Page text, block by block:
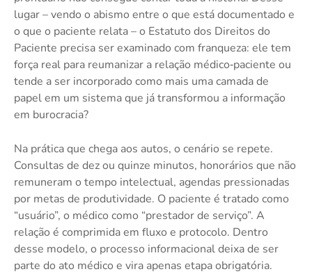
lugar – vendo o abismo entre o que está documentado e
o que o paciente relata – o Estatuto dos Direitos do
Paciente precisa ser examinado com franqueza: ele tem
força real para reumanizar a relação médico‑paciente ou
tende a ser incorporado como mais uma camada de
papel em um sistema que já transformou a informação
em burocracia?
Na prática que chega aos autos, o cenário se repete.
Consultas de dez ou quinze minutos, honorários que não
remuneram o tempo intelectual, agendas pressionadas
por metas de produtividade. O paciente é tratado como
“usuário”, o médico como “prestador de serviço”. A
relação é comprimida em fluxo e protocolo. Dentro
desse modelo, o processo informacional deixa de ser
parte do ato médico e vira apenas etapa obrigatória.